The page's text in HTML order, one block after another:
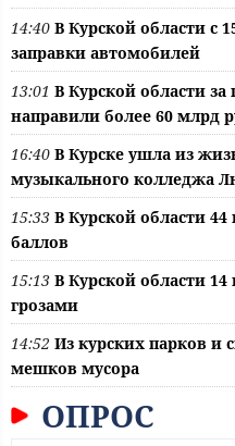
14:40 В Курской области с
заправки автомобилей
13:01 В Курской области
направили более 60 млрд
16:40 В Курске ушла из
музыкального колледжа
15:33 В Курской области
баллов
15:13 В Курской области
грозами
14:52 Из курских парков и
мешков мусора
ОПРОС